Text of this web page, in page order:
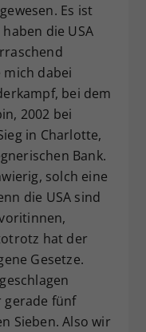
Es ist
die USA
mich dabei
bei dem
2002 bei
in Charlotte,
Bank.
solch eine
die USA sind
hat der
Gesetze.
gerade fünf
Sieben. Also wir